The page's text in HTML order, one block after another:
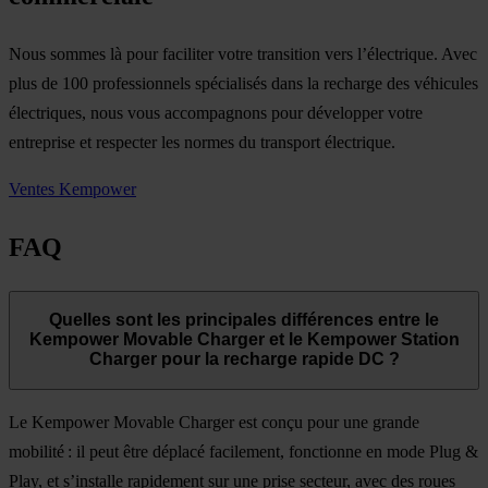
Nous sommes là pour faciliter votre transition vers l’électrique. Avec
plus de 100 professionnels spécialisés dans la recharge des véhicules
électriques, nous vous accompagnons pour développer votre
entreprise et respecter les normes du transport électrique.
Ventes Kempower
FAQ
Quelles sont les principales différences entre le
Kempower Movable Charger et le Kempower Station
Charger pour la recharge rapide DC ?
Le Kempower Movable Charger est conçu pour une grande
mobilité : il peut être déplacé facilement, fonctionne en mode Plug &
Play, et s’installe rapidement sur une prise secteur, avec des roues